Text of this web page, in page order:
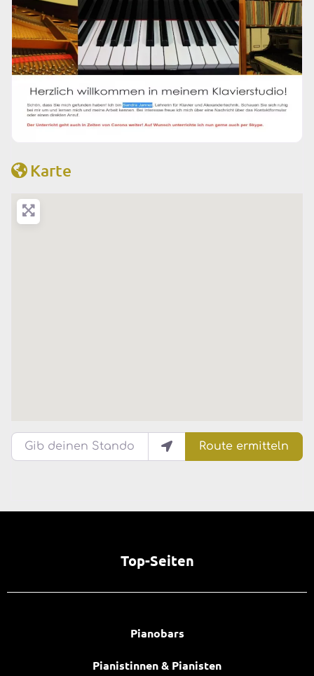
Karte
Gib deinen Standort ein.
Route ermitteln
Top-Seiten
Pianobars
Pianistinnen & Pianisten